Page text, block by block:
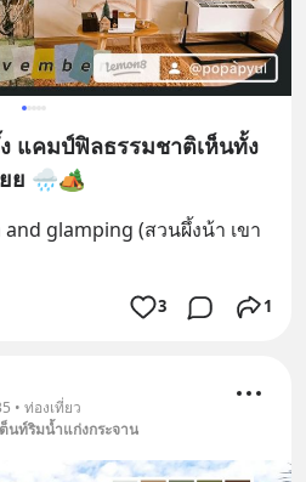
แคมป์ฟิลธรรมชาติเห็นทั้ง
เขาทั้งหมอกฟินๆไปเลยย 🌧️🏕️
glamping (สวนผึ้งน้า เขา
3 1
• ท่องเที่ยว
นท์ริมน้ำแก่งกระจาน